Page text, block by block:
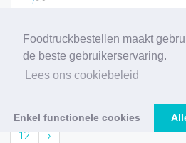
Foodtruckbestellen maakt
de beste gebruikerservaring.
Lees ons cookiebeleid
Enkel functionele cookies
12
›